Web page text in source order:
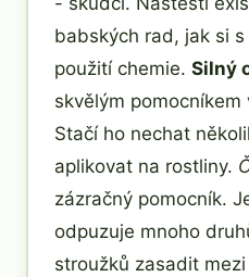
babských rad, jak si
použití chemie. Silný
skvělým pomocníkem
Stačí ho nechat
aplikovat na rostliny.
zázračný pomocník.
odpuzuje mnoho
stroužků zasadit